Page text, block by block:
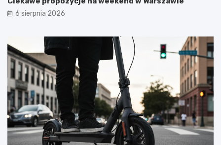
6 sierpnia 2026